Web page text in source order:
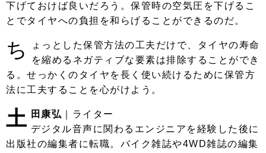
下げておけば良いだろう。保管時の空気圧を下げるこ
とでタイヤへの負担を和らげることができるのだ。
ち
ょっとした保管方法の工夫だけで、タイヤの寿命
を縮めるネガティブな要素は排除することができ
る。せっかくのタイヤを長く使い続けるために保管方
法に工夫することを心がけよう。
土 田康弘 ｜ライター
デジタル音声に関わるエンジニアを経験した後に
出版社の編集者に転職。バイク雑誌や4WD雑誌の編集